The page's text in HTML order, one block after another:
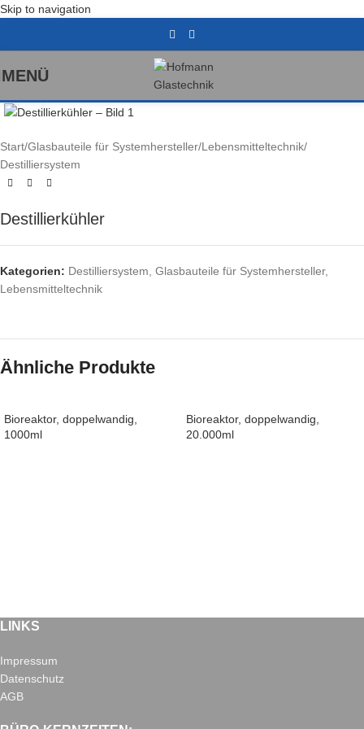
Skip to navigation
MENÜ
Klick zum Vergrößern
Start/Glasbauteile für Systemhersteller/Lebensmitteltechnik/
Destilliersystem
Destillierkühler
Kategorien: Destilliersystem, Glasbauteile für Systemhersteller,
Lebensmitteltechnik
Ähnliche Produkte
Bioreaktor, doppelwandig,
1000ml
Bioreaktor, doppelwandig,
20.000ml
LINKS
Impressum
Datenschutz
AGB